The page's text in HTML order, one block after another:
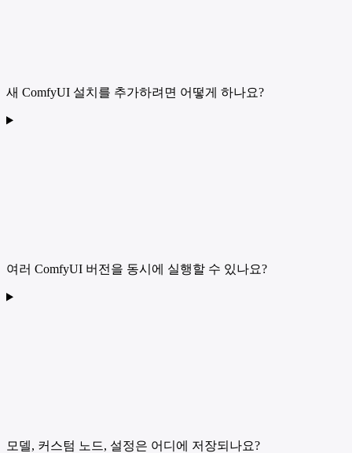
새 ComfyUI 설치를 추가하려면 어떻게 하나요?
여러 ComfyUI 버전을 동시에 실행할 수 있나요?
모델, 커스텀 노드, 설정은 어디에 저장되나요?